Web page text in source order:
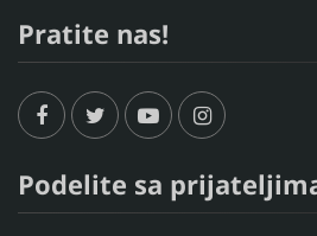
Pratite nas!
Podelite sa